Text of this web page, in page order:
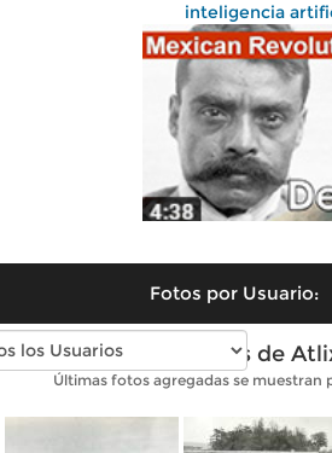
inteligencia
Fotos por Usuario:
Fotos antiguas de
Últimas fotos agregadas se muestran